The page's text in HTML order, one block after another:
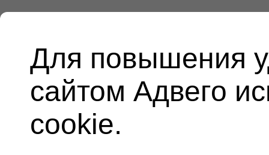
Для повышения
сайтом Адвего
cookie.